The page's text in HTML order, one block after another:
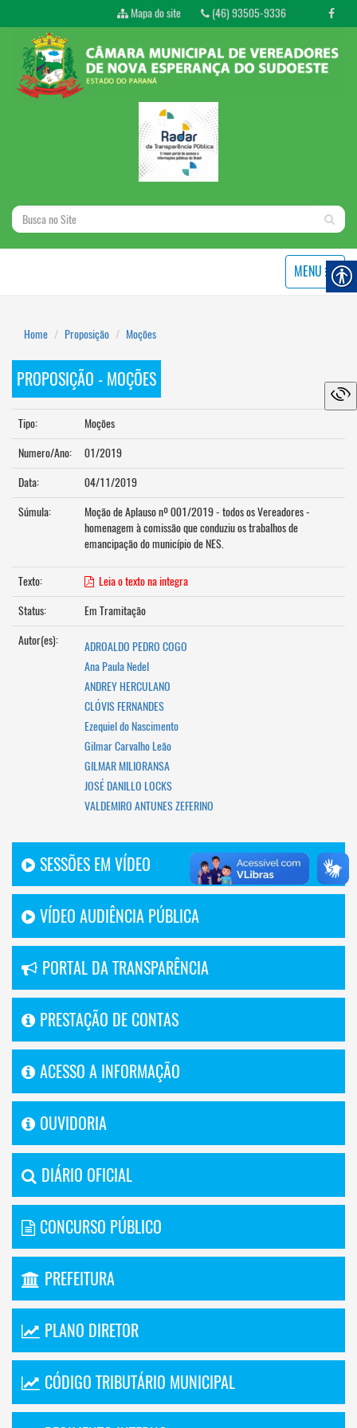
Mapa do site (46) 93505-9336
MENU
Home Proposição Moções
PROPOSIÇÃO - MOÇÕES
Tipo:
Moções
Numero/Ano:
01/2019
Data:
04/11/2019
Súmula:
Moção de Aplauso nº 001/2019 - todos os Vereadores -
homenagem à comissão que conduziu os trabalhos de
emancipação do município de NES.
Texto:
Leia o texto na integra
Status:
Em Tramitação
Autor(es):
ADROALDO PEDRO COGO
Ana Paula Nedel
ANDREY HERCULANO
CLÓVIS FERNANDES
Ezequiel do Nascimento
Gilmar Carvalho Leão
GILMAR MILIORANSA
JOSÉ DANILLO LOCKS
VALDEMIRO ANTUNES ZEFERINO
SESSÕES EM VÍDEO
VÍDEO AUDIÊNCIA PÚBLICA
PORTAL DA TRANSPARÊNCIA
PRESTAÇÃO DE CONTAS
ACESSO A INFORMAÇÃO
OUVIDORIA
DIÁRIO OFICIAL
CONCURSO PÚBLICO
PREFEITURA
PLANO DIRETOR
CÓDIGO TRIBUTÁRIO MUNICIPAL